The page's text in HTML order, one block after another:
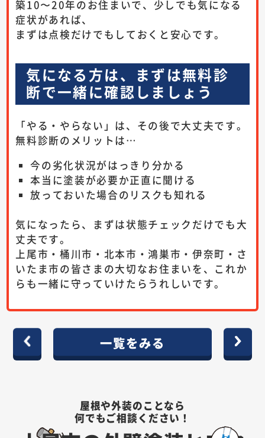
築10〜20年のお住まいで、少しでも気になる
症状があれば、
まずは点検だけでもしておくと安心です。
気になる方は、まずは無料診
断で一緒に確認しましょう
「やる・やらない」は、その後で大丈夫です。
無料診断のメリットは…
今の劣化状況がはっきり分かる
本当に塗装が必要か正直に聞ける
放っておいた場合のリスクも知れる
気になったら、まずは状態チェックだけでも大
丈夫です。
上尾市・桶川市・北本市・鴻巣市・伊奈町・さ
いたま市の皆さまの大切なお住まいを、これか
らも一緒に守っていけたらうれしいです。
一覧をみる
屋根や外装のことなら
何でもご相談ください！